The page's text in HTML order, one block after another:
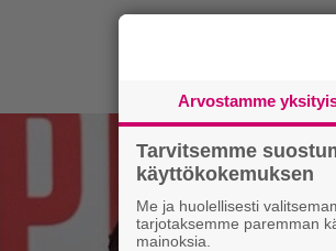
Arvostamme
Tarvitsemme
käyttökokemuksen
Me ja huolellisesti
tarjotaksemme paremman
mainoksia.